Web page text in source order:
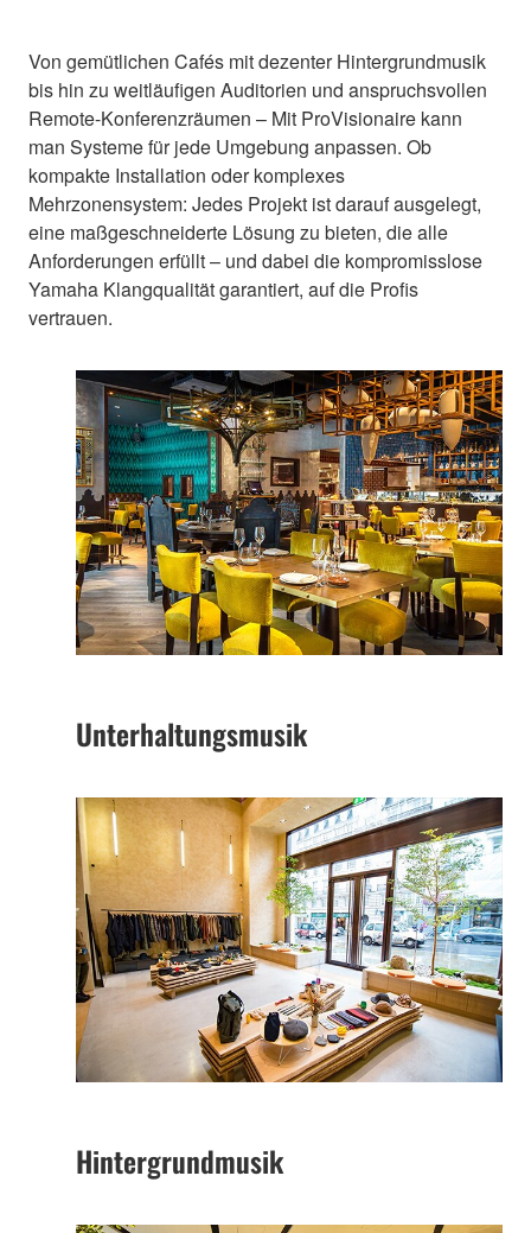
Von gemütlichen Cafés mit dezenter Hintergrundmusik
bis hin zu weitläufigen Auditorien und anspruchsvollen
Remote-Konferenzräumen – Mit ProVisionaire kann
man Systeme für jede Umgebung anpassen. Ob
kompakte Installation oder komplexes
Mehrzonensystem: Jedes Projekt ist darauf ausgelegt,
eine maßgeschneiderte Lösung zu bieten, die alle
Anforderungen erfüllt – und dabei die kompromisslose
Yamaha Klangqualität garantiert, auf die Profis
vertrauen.
Unterhaltungsmusik
Hintergrundmusik